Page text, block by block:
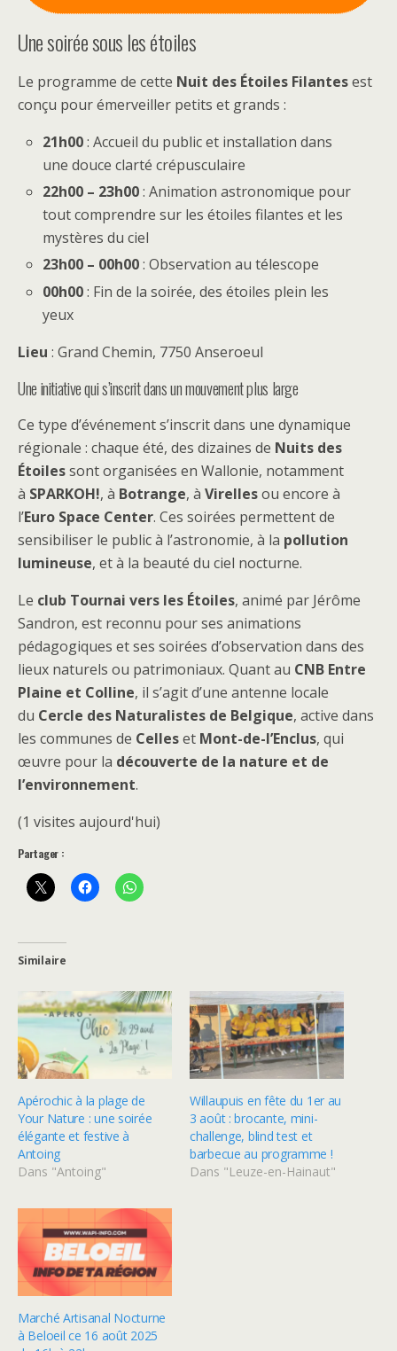
Une soirée sous les étoiles
Le programme de cette Nuit des Étoiles Filantesest
conçu pour émerveiller petits et grands :
21h00: Accueil du public et installation dans
une douce clarté crépusculaire
22h00 – 23h00: Animation astronomique pour
tout comprendre sur les étoiles filantes et les
mystères du ciel
23h00 – 00h00: Observation au télescope
00h00: Fin de la soirée, des étoiles plein les
yeux
Lieu : Grand Chemin, 7750 Anseroeul
Une initiative qui s’inscrit dans un mouvement plus large
Ce type d’événement s’inscrit dans une dynamique
régionale : chaque été, des dizaines de Nuits des
Étoilessont organisées en Wallonie, notamment
à SPARKOH!, à Botrange, à Virellesou encore à
l’Euro Space Center. Ces soirées permettent de
sensibiliser le public à l’astronomie, à la pollution
lumineuse, et à la beauté du ciel nocturne.
Le club Tournai vers les Étoiles, animé par Jérôme
Sandron, est reconnu pour ses animations
pédagogiques et ses soirées d’observation dans des
lieux naturels ou patrimoniaux. Quant au CNB Entre
Plaine et Colline, il s’agit d’une antenne locale
du Cercle des Naturalistes de Belgique, active dans
les communes de Celleset Mont-de-l’Enclus, qui
œuvre pour la découverte de la nature et de
l’environnement.
(1 visites aujourd'hui)
Partager :
Similaire
Apérochic à la plage de
Your Nature : une soirée
élégante et festive à
Antoing
Dans "Antoing"
Willaupuis en fête du 1er au
3 août : brocante, mini-
challenge, blind test et
barbecue au programme !
Dans "Leuze-en-Hainaut"
Marché Artisanal Nocturne
à Beloeil ce 16 août 2025